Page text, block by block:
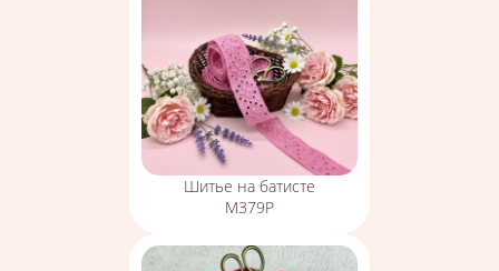
Шитье на батисте
М379Р